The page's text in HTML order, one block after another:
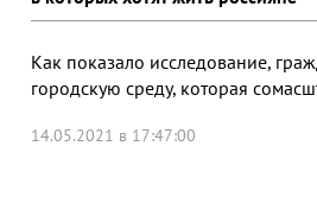
Как показало исследование,
городскую среду, которая
14.05.2021 в 17:47:00